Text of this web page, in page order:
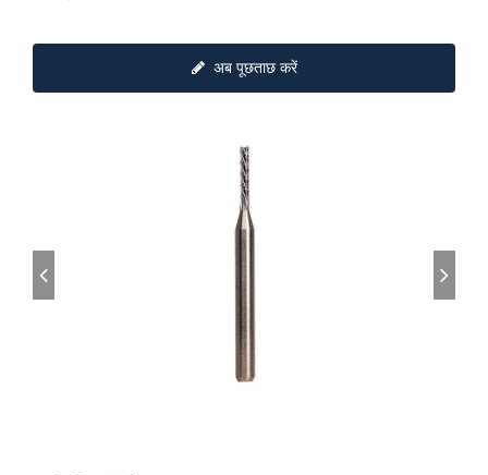
अब पूछताछ करें